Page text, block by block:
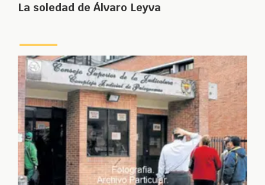
La soledad de Álvaro Leyva